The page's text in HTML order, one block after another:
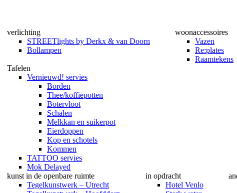
verlichting
STREETlights by Derkx & van Doorn
Bollampen
woonaccessoires
Vazen
Re:plates
Raamtekens
Tafelen
Vernieuwd! servies
Borden
Thee/koffiepotten
Botervloot
Schalen
Melkkan en suikerpot
Eierdoppen
Kop en schotels
Kommen
TATTOO servies
Mok Delayed
kunst in de openbare ruimte
Tegelkunstwerk – Utrecht
in opdracht
Hotel Venlo